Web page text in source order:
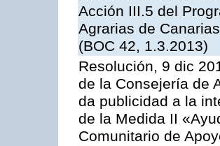
Acción III.5 del
Agrarias de
(BOC 42, 1.3.2013)
Resolución, 9 dic
de la Consejería de
da publicidad a la
de la Medida II
Comunitario de